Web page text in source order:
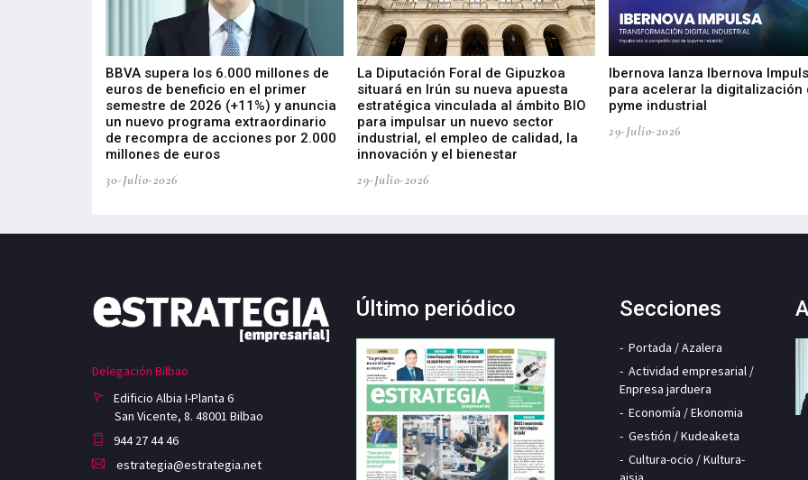
BBVA supera los 6.000 millones de
euros de beneficio en el primer
semestre de 2026 (+11%) y anuncia
un nuevo programa extraordinario
de recompra de acciones por 2.000
millones de euros
30-Julio-2026
La Diputación Foral de Gipuzkoa
situará en Irún su nueva apuesta
estratégica vinculada al ámbito BIO
para impulsar un nuevo sector
industrial, el empleo de calidad, la
innovación y el bienestar
29-Julio-2026
Ibernova lanza Ibernova
para acelerar la digitalización
pyme industrial
29-Julio-2026
Delegación Bilbao
Edificio Albia I-Planta 6
San Vicente, 8. 48001 Bilbao
944 27 44 46
estrategia@estrategia.net
Último periódico Secciones
Portada / Azalera
Actividad empresarial /
Enpresa jarduera
Economía / Ekonomia
Gestión / Kudeaketa
Cultura-ocio / Kultura-